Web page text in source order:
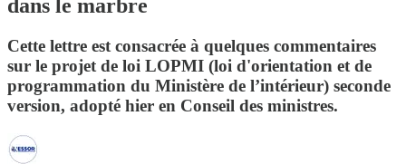
dans le marbre
Cette lettre est consacrée à quelques commentaires
sur le projet de loi LOPMI (loi d'orientation et de
programmation du Ministère de l’intérieur) seconde
version, adopté hier en Conseil des ministres.